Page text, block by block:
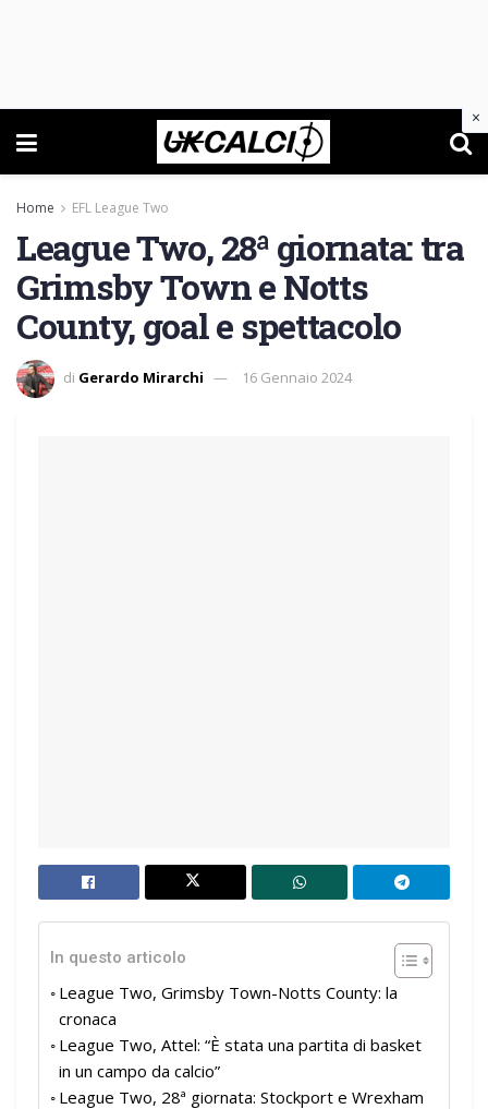
Home EFL League Two
League Two, 28ª giornata: tra
Grimsby Town e Notts
County, goal e spettacolo
di Gerardo Mirarchi 16 Gennaio 2024
In questo articolo
League Two, Grimsby Town-Notts County: la
cronaca
League Two, Attel: “È stata una partita di basket
in un campo da calcio”
League Two, 28ª giornata: Stockport e Wrexham
×